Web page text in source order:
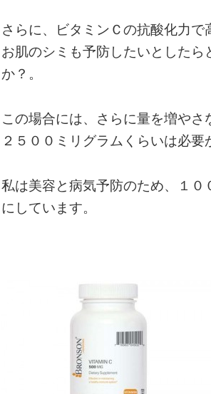
さらに、ビタミンＣの抗酸化力で
お肌のシミも予防したいとした
か？。
この場合には、さらに量を増や
２５００ミリグラムくらいは必要
私は美容と病気予防のため、１
にしています。